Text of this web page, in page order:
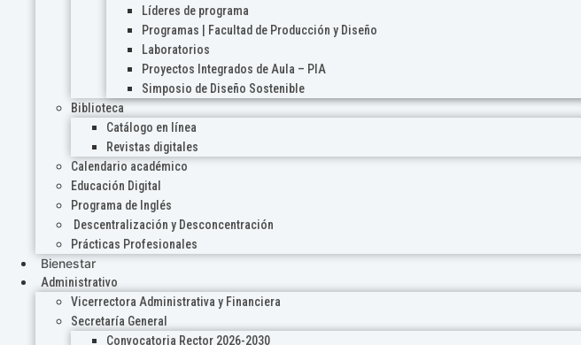
Líderes de programa
Programas | Facultad de Producción y Diseño
Laboratorios
Proyectos Integrados de Aula – PIA
Simposio de Diseño Sostenible
Biblioteca
Catálogo en línea
Revistas digitales
Calendario académico
Educación Digital
Programa de Inglés
Descentralización y Desconcentración
Prácticas Profesionales
Bienestar
Administrativo
Vicerrectora Administrativa y Financiera
Secretaría General
Convocatoria Rector 2026-2030